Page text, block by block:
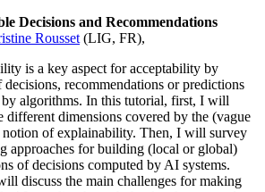
Decisions and Recommendations
Rousset (LIG, FR),
is a key aspect for acceptability by
decisions, recommendations or predictions
by algorithms. In this tutorial, first, I will
different dimensions covered by the (vague
notion of explainability. Then, I will survey
approaches for building (local or global)
of decisions computed by AI systems.
discuss the main challenges for making